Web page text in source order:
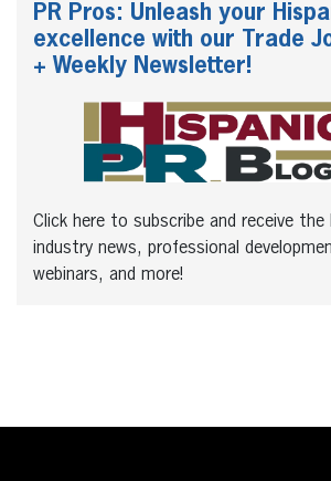
PR Pros: Unleash your
excellence with our Trade
+ Weekly Newsletter!
Click here to subscribe and receive
industry news, professional
webinars, and more!